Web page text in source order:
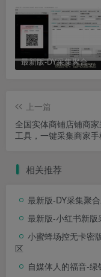
最新版-DY采集聚合工具
上一篇
全国实体商铺店铺商家
工具，一键采集商家手
相关推荐
最新版-DY采集聚
最新版-小红书新版
小蜜蜂场控无卡密
区
自媒体人的福音-